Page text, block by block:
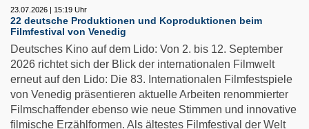
23.07.2026 | 15:19 Uhr
22 deutsche Produktionen und Koproduktionen beim
Filmfestival von Venedig
Deutsches Kino auf dem Lido: Von 2. bis 12. September
2026 richtet sich der Blick der internationalen Filmwelt
erneut auf den Lido: Die 83. Internationalen Filmfestspiele
von Venedig präsentieren aktuelle Arbeiten renommierter
Filmschaffender ebenso wie neue Stimmen und innovative
filmische Erzählformen. Als ältestes Filmfestival der Welt